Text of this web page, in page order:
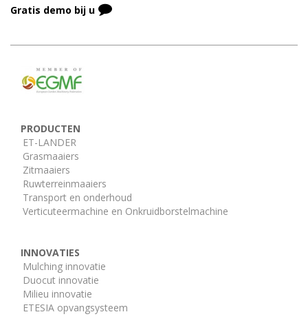
Gratis demo bij u
PRODUCTEN
ET-LANDER
Grasmaaiers
Zitmaaiers
Ruwterreinmaaiers
Transport en onderhoud
Verticuteermachine en Onkruidborstelmachine
INNOVATIES
Mulching innovatie
Duocut innovatie
Milieu innovatie
ETESIA opvangsysteem